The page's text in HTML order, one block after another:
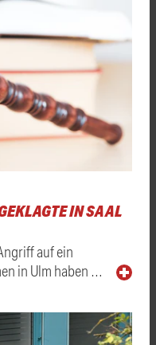
IN SAAL
auf ein
in Ulm haben …